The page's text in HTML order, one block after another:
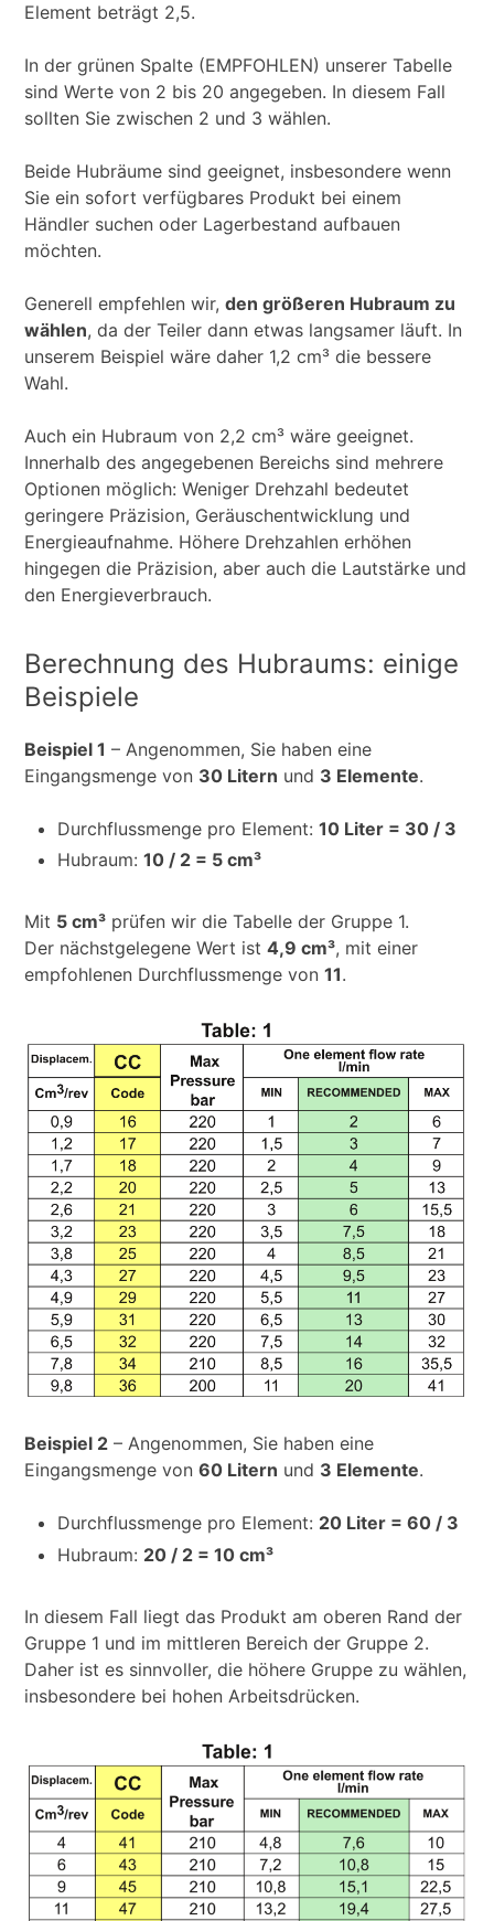
Element beträgt 2,5.
In der grünen Spalte (EMPFOHLEN) unserer Tabelle
sind Werte von 2 bis 20 angegeben. In diesem Fall
sollten Sie zwischen 2 und 3 wählen.
Beide Hubräume sind geeignet, insbesondere wenn
Sie ein sofort verfügbares Produkt bei einem
Händler suchen oder Lagerbestand aufbauen
möchten.
Generell empfehlen wir,den größeren Hubraum zu
wählen, da der Teiler dann etwas langsamer läuft. In
unserem Beispiel wäre daher 1,2 cm³ die bessere
Wahl.
Auch ein Hubraum von 2,2 cm³ wäre geeignet.
Innerhalb des angegebenen Bereichs sind mehrere
Optionen möglich: Weniger Drehzahl bedeutet
geringere Präzision, Geräuschentwicklung und
Energieaufnahme. Höhere Drehzahlen erhöhen
hingegen die Präzision, aber auch die Lautstärke und
den Energieverbrauch.
Berechnung des Hubraums: einige
Beispiele
Beispiel 1 – Angenommen, Sie haben eine
Eingangsmenge von 30 Litern und 3 Elemente.
Durchflussmenge pro Element:10 Liter = 30 / 3
Hubraum:10 / 2 = 5 cm³
Mit 5 cm³ prüfen wir die Tabelle der Gruppe 1.
Der nächstgelegene Wert ist4,9 cm³, mit einer
empfohlenen Durchflussmenge von11.
Beispiel 2 – Angenommen, Sie haben eine
Eingangsmenge von60 Litern und 3 Elemente.
Durchflussmenge pro Element: 20 Liter = 60 / 3
Hubraum: 20 / 2 = 10 cm³
In diesem Fall liegt das Produkt am oberen Rand der
Gruppe 1 und im mittleren Bereich der Gruppe 2.
Daher ist es sinnvoller, die höhere Gruppe zu wählen,
insbesondere bei hohen Arbeitsdrücken.